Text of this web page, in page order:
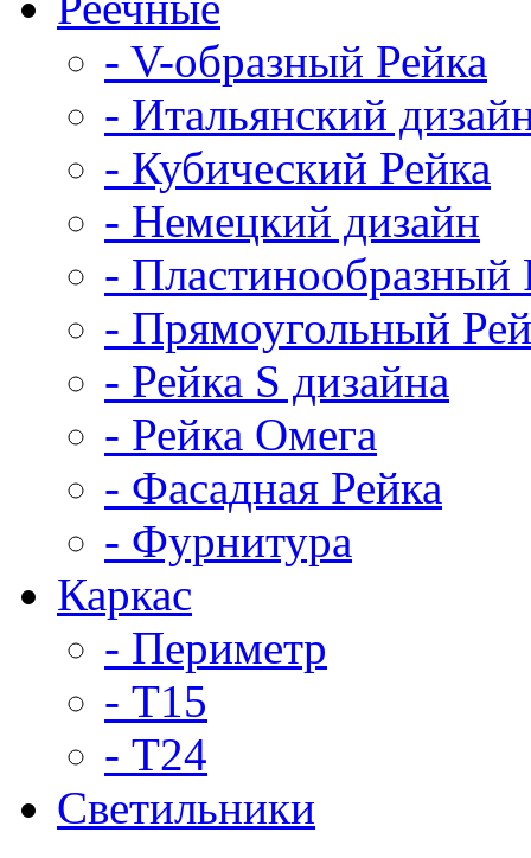
- V-образный Рейка
- Итальянский
- Кубический Рейка
- Немецкий дизайн
- Пластинообразный
- Прямоугольный
- Рейка S дизайна
- Рейка Омега
- Фасадная Рейка
- Фурнитура
Каркас
- Периметр
- Т15
- Т24
Светильники